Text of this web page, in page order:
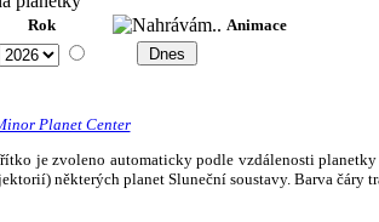
Rok Animace
Planet Center
je zvoleno automaticky podle vzdálenosti
některých planet Sluneční soustavy. Barva čáry